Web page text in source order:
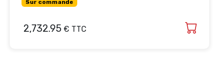
Sur commande
2,732.95 € TTC